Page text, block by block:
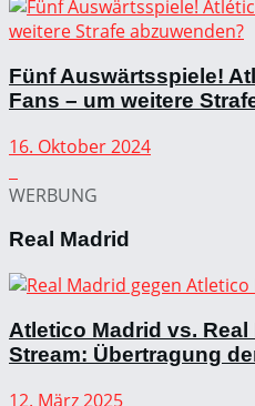
Fünf Auswärtsspiele!
Fans – um weitere
16. Oktober 2024
WERBUNG
Real Madrid
Atletico Madrid vs.
Stream: Übertragung
12. März 2025